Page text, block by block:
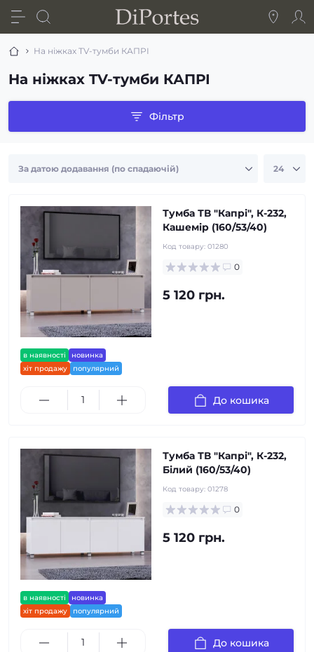
На ніжках TV-тумби КАПРІ
На ніжках TV-тумби КАПРІ
Фільтр
в наявності
новинка
хіт продажу
популярний
Тумба ТВ "Капрі", К-232,
Кашемір (160/53/40)
Код товару: 01280
0
5 120 грн.
До кошика
в наявності
новинка
хіт продажу
популярний
Тумба ТВ "Капрі", К-232,
Білий (160/53/40)
Код товару: 01278
0
5 120 грн.
До кошика